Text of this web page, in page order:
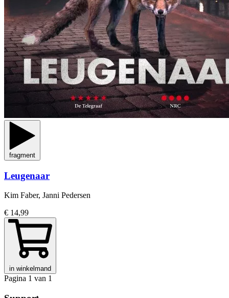
fragment
Leugenaar
Kim Faber, Janni Pedersen
€ 14,99
in winkelmand
Pagina 1 van 1